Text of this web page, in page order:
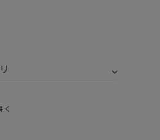
アウトドアキッチン
く